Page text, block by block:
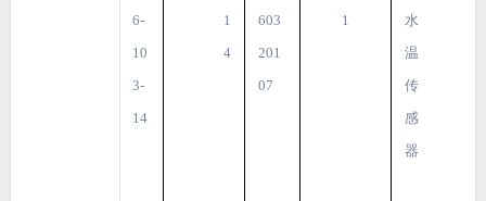
6-
10
3-
14
1
4
603
201
07
1
水
温
传
感
器